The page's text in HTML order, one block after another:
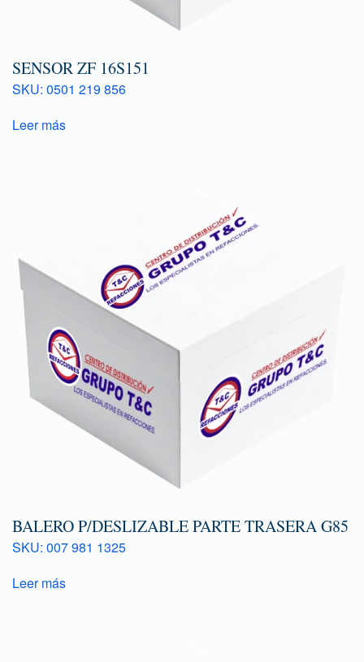
SENSOR ZF 16S151
SKU: 0501 219 856
Leer más
BALERO P/DESLIZABLE PARTE TRASERA G85
SKU: 007 981 1325
Leer más